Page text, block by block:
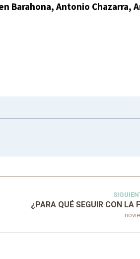
Barahona, Antonio Chazarra,
¿PARA QUÉ SEGUIR CON LA